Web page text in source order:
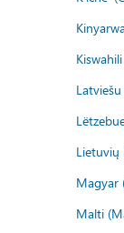
Lietuvių
Magyar
Malti